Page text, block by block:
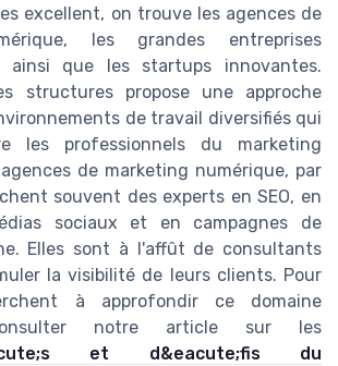
excellent, on trouve les agences de
les grandes entreprises
ainsi que les startups innovantes.
structures propose une approche
de travail diversifiés qui
les professionnels du marketing
de marketing numérique, par
souvent des experts en SEO, en
sociaux et en campagnes de
Elles sont à l'affût de consultants
la visibilité de leurs clients. Pour
à approfondir ce domaine
notre article sur les
et d&eacute;fis du